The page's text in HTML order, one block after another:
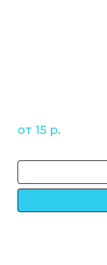
от 15 р.